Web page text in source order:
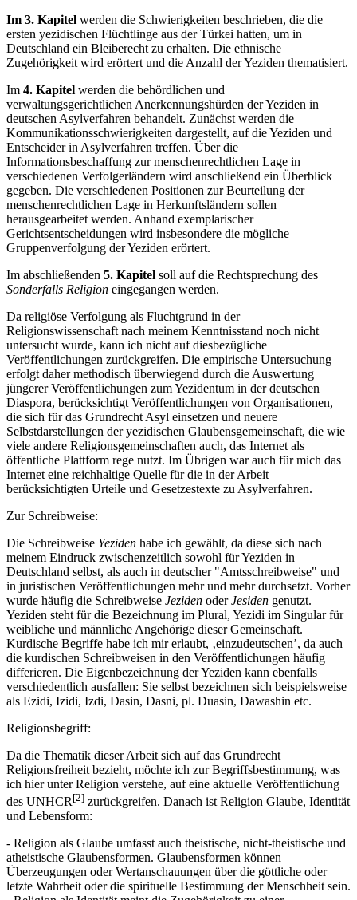
Im 3. Kapitel werden die Schwierigkeiten beschrieben, die die
ersten yezidischen Flüchtlinge aus der Türkei hatten, um in
Deutschland ein Bleiberecht zu erhalten. Die ethnische
Zugehörigkeit wird erörtert und die Anzahl der Yeziden thematisiert.
Im 4. Kapitel werden die behördlichen und
verwaltungsgerichtlichen Anerkennungshürden der Yeziden in
deutschen Asylverfahren behandelt. Zunächst werden die
Kommunikationsschwierigkeiten dargestellt, auf die Yeziden und
Entscheider in Asylverfahren treffen. Über die
Informationsbeschaffung zur menschenrechtlichen Lage in
verschiedenen Verfolgerländern wird anschließend ein Überblick
gegeben. Die verschiedenen Positionen zur Beurteilung der
menschenrechtlichen Lage in Herkunftsländern sollen
herausgearbeitet werden. Anhand exemplarischer
Gerichtsentscheidungen wird insbesondere die mögliche
Gruppenverfolgung der Yeziden erörtert.
Im abschließenden 5. Kapitel soll auf die Rechtsprechung des
Sonderfalls Religion eingegangen werden.
Da religiöse Verfolgung als Fluchtgrund in der
Religionswissenschaft nach meinem Kenntnisstand noch nicht
untersucht wurde, kann ich nicht auf diesbezügliche
Veröffentlichungen zurückgreifen. Die empirische Untersuchung
erfolgt daher methodisch überwiegend durch die Auswertung
jüngerer Veröffentlichungen zum Yezidentum in der deutschen
Diaspora, berücksichtigt Veröffentlichungen von Organisationen,
die sich für das Grundrecht Asyl einsetzen und neuere
Selbstdarstellungen der yezidischen Glaubensgemeinschaft, die wie
viele andere Religionsgemeinschaften auch, das Internet als
öffentliche Plattform rege nutzt. Im Übrigen war auch für mich das
Internet eine reichhaltige Quelle für die in der Arbeit
berücksichtigten Urteile und Gesetzestexte zu Asylverfahren.
Zur Schreibweise:
Die Schreibweise Yeziden habe ich gewählt, da diese sich nach
meinem Eindruck zwischenzeitlich sowohl für Yeziden in
Deutschland selbst, als auch in deutscher "Amtsschreibweise" und
in juristischen Veröffentlichungen mehr und mehr durchsetzt. Vorher
wurde häufig die Schreibweise Jeziden oderJesiden genutzt.
Yeziden steht für die Bezeichnung im Plural, Yezidi im Singular für
weibliche und männliche Angehörige dieser Gemeinschaft.
Kurdische Begriffe habe ich mir erlaubt, ‚einzudeutschen’, da auch
die kurdischen Schreibweisen in den Veröffentlichungen häufig
differieren. Die Eigenbezeichnung der Yeziden kann ebenfalls
verschiedentlich ausfallen: Sie selbst bezeichnen sich beispielsweise
als Ezidi, Izidi, Izdi, Dasin, Dasni, pl. Duasin, Dawashin etc.
Religionsbegriff:
Da die Thematik dieser Arbeit sich auf das Grundrecht
Religionsfreiheit bezieht, möchte ich zur Begriffsbestimmung, was
ich hier unter Religion verstehe, auf eine aktuelle Veröffentlichung
des UNHCR [2] zurückgreifen. Danach ist Religion Glaube, Identität
und Lebensform:
- Religion als Glaube umfasst auch theistische, nicht-theistische und
atheistische Glaubensformen. Glaubensformen können
Überzeugungen oder Wertanschauungen über die göttliche oder
letzte Wahrheit oder die spirituelle Bestimmung der Menschheit sein.